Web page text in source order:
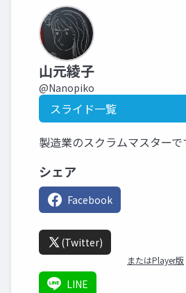
山元綾子
@Nanopiko
スライド一覧
製造業のスクラムマスターで
シェア
Facebook
(Twitter)
またはPlayer版
LINE